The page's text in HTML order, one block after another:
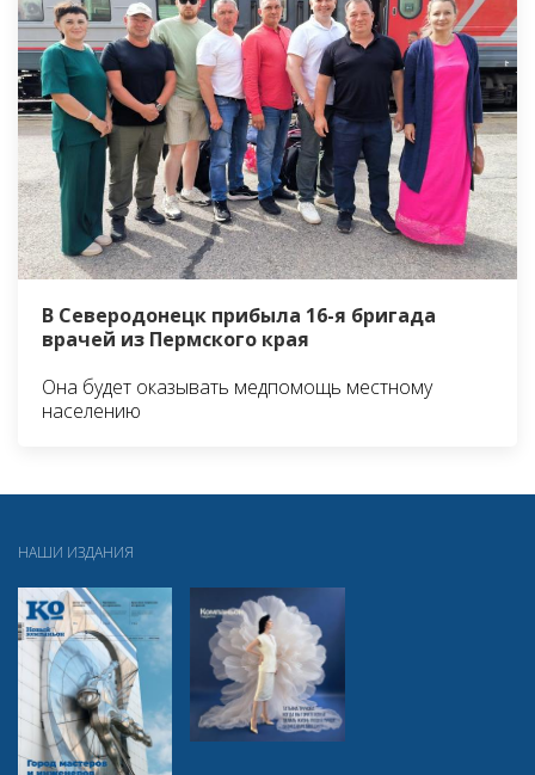
В Северодонецк прибыла 16-я бригада
врачей из Пермского края
Она будет оказывать медпомощь местному
населению
НАШИ ИЗДАНИЯ